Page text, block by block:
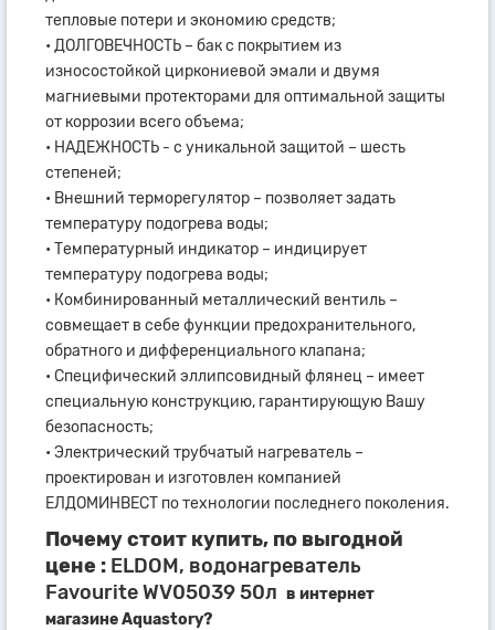
тепловые потери и экономию средств;
• ДОЛГОВЕЧНОСТЬ – бак с покрытием из
износостойкой циркониевой эмали и двумя
магниевыми протекторами для оптимальной защиты
от коррозии всего объема;
• НАДЕЖНОСТЬ - с уникальной защитой – шесть
степеней;
• Внешний терморегулятор – позволяет задать
температуру подогрева воды;
• Температурный индикатор – индицирует
температуру подогрева воды;
• Комбинированный металлический вентиль –
совмещает в себе функции предохранительного,
обратного и дифференциального клапана;
• Специфический эллипсовидный флянец – имеет
специальную конструкцию, гарантирующую Вашу
безопасность;
• Электрический трубчатый нагреватель –
проектирован и изготовлен компанией
ЕЛДОМИНВЕСТ по технологии последнего поколения.
Почему стоит купить, по выгодной
цене : ELDOM, водонагреватель
Favourite WV05039 50л в интернет
магазине Aquastory?